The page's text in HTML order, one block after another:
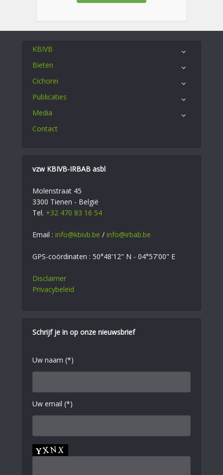
KBIVB
Bieten
Cichorei
Publicaties
Media
Contact
vzw KBIVB-IRBAB asbl
Molenstraat 45
3300 Tienen - België
Tel. +32 470 83 16 54
Email : info@kbivb.be / info@irbab.be
GPS-coördinaten : 50°48'12" N - 04°57'00" E
Disclaimer
Privacybeleid
Schrijf je in op onze nieuwsbrief
Uw naam (*)
Uw email (*)